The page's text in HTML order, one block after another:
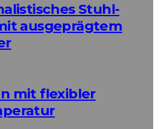
Stuhl-
ausgeprägtem
mit flexibler